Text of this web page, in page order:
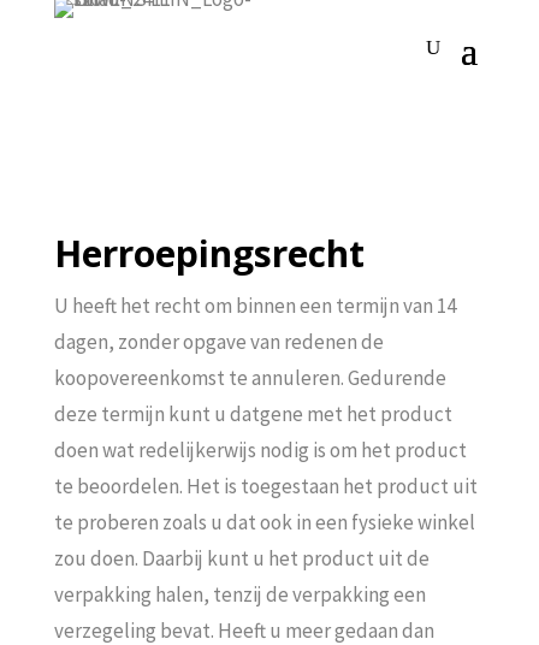
Herroepingsrecht
U heeft het recht om binnen een termijn van 14
dagen, zonder opgave van redenen de
koopovereenkomst te annuleren. Gedurende
deze termijn kunt u datgene met het product
doen wat redelijkerwijs nodig is om het product
te beoordelen. Het is toegestaan het product uit
te proberen zoals u dat ook in een fysieke winkel
zou doen. Daarbij kunt u het product uit de
verpakking halen, tenzij de verpakking een
verzegeling bevat. Heeft u meer gedaan dan